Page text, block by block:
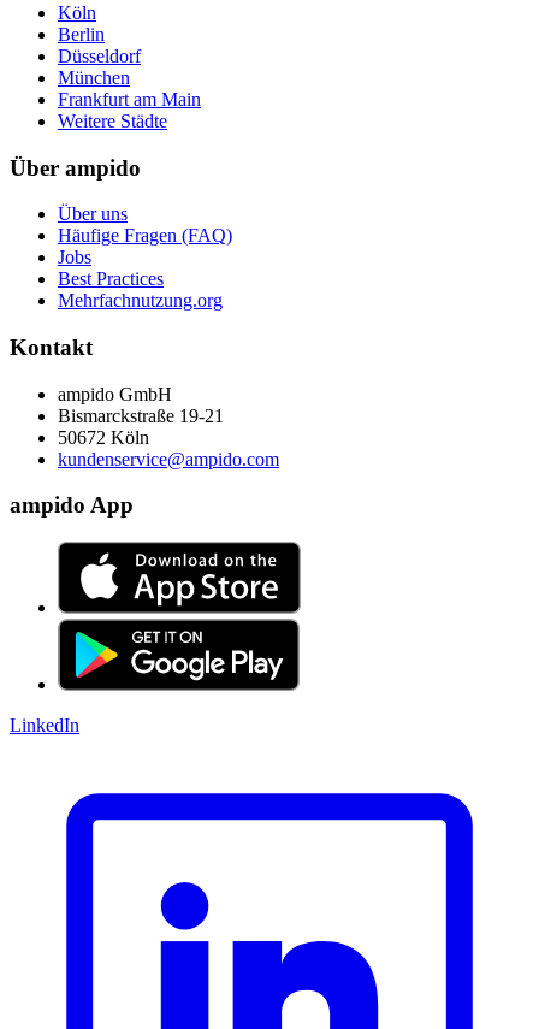
Köln
Berlin
Düsseldorf
München
Frankfurt am Main
Weitere Städte
Über ampido
Über uns
Häufige Fragen (FAQ)
Jobs
Best Practices
Mehrfachnutzung.org
Kontakt
ampido GmbH
Bismarckstraße 19-21
50672 Köln
kundenservice@ampido.com
ampido App
LinkedIn